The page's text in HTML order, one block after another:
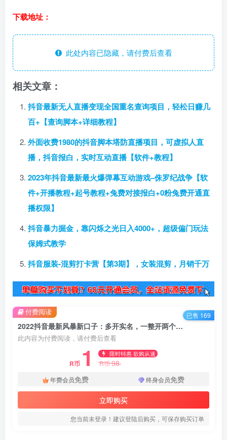
下载地址：
此处内容已隐藏，请付费后查看
相关文章：
抖音最新无人直播变现全国重名查询项目，轻松日赚几
百+【查询脚本+详细教程】
外面收费1980的抖音脚本塔防直播项目，可虚拟人直
播，抖音报白，实时互动直播【软件+教程】
2023年抖音最新最火爆弹幕互动游戏–侏罗纪战争【软
件+开播教程+起号教程+兔费对接报白+0粉兔费开通直
播权限】
抖音暴力掘金，靠闪烁之光日入4000+，超级偏门玩法
保姆式教学
抖音服装-混剪打卡营【第3期】，女装混剪，月销千万
2022抖音最新风暴新口子：多开实名，一整开两个实名，封禁也行
此内容为付费阅读，请付费后查看
R币 1 限时特惠 欲购从速
R币98
年费会员免费 终身会员免费
立即购买
您当前未登录！建议登陆后购买，可保存购买订单
付费阅读 已售 169